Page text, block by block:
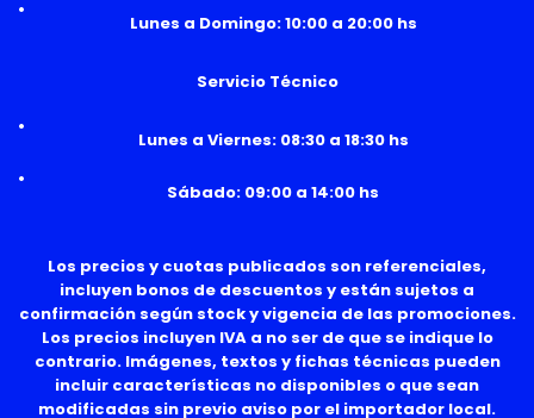
Lunes a Domingo: 10:00 a 20:00 hs
Servicio Técnico
Lunes a Viernes: 08:30 a 18:30 hs
Sábado: 09:00 a 14:00 hs
Los precios y cuotas publicados son referenciales,
incluyen bonos de descuentos y están sujetos a
confirmación según stock y vigencia de las promociones.
Los precios incluyen IVA a no ser de que se indique lo
contrario. Imágenes, textos y fichas técnicas pueden
incluir características no disponibles o que sean
modificadas sin previo aviso por el importador local.